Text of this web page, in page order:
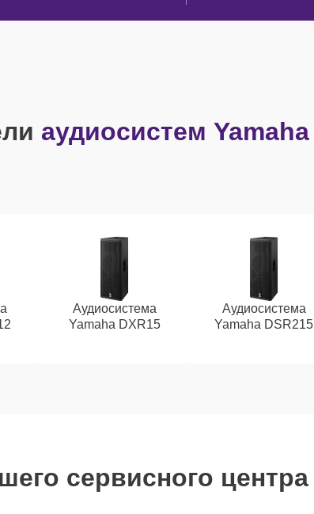
аудиосистем Yamaha
Аудиосистема
Yamaha DXR15
Аудиосистема
Yamaha DSR215
сервисного центра